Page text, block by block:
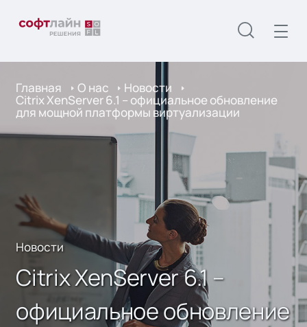
Главная О нас Новости
Citrix XenServer 6.1 – официальное обновление
для мощной платформы виртуализации
Новости
Citrix XenServer 6.1 –
официальное обновление